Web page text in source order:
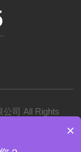
司 All Rights
×